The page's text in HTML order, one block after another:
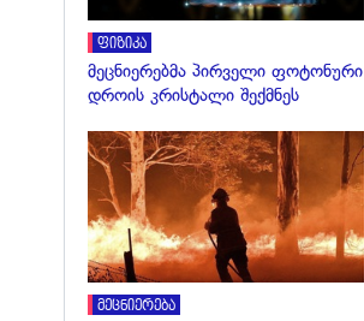
ფიზიკა
მეცნიერებმა პირველი ფოტონური
დროის კრისტალი შექმნეს
მეცნიერება